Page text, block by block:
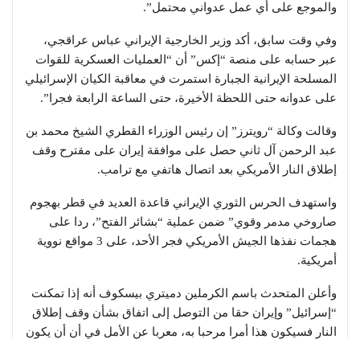
والموجع على أي عمل عدواني محتمل”.
وفي وقت سابق، أكد وزير الخارجية الإيراني عباس عراقجي،
عبر حسابه على منصة “إكس” أن “العمليات العسكرية للقوات
المسلحة الإيرانية الجبارة استمرت في معاقبة الكيان الإسرائيلي
على عدوانه حتى اللحظة الأخيرة، حتى الساعة الرابعة فجرا”.
وقالت وكالة “رويترز” إن رئيس الوزراء القطري الشيخ محمد بن
عبد الرحمن آل ثاني حصل على موافقة إيران على مقترح وقف
إطلاق النار الأمريكي بعد اتصال هاتفي مع ترامب.
واستهدف الحرس الثوري الإيراني قاعدة العديد في قطر بهجوم
صاروخي مدمر وقوي” ضمن عملية “بشائر الفتح”، ردا على
هجمات نفذها الجيش الأمريكي فجر الأحد، على 3 مواقع نووية
أمريكية.
وأعلن المتحدث باسم الكرملين دميتري بيسكوف أنه إذا تمكنت
“إسرائيل” وإيران حقا من التوصل إلى اتفاق بشأن وقف إطلاق
النار فسيكون هذا أمرا مرحبا به، معربا عن الأمل في أن أن يكون